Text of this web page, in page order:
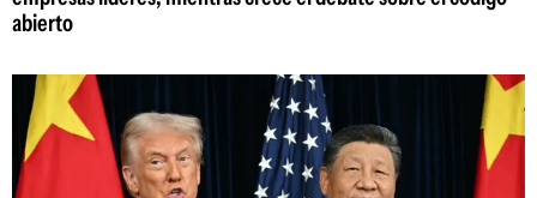
abierto